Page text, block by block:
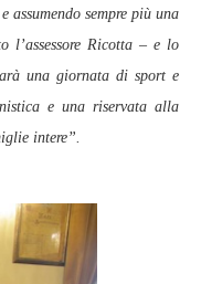
assumendo sempre più una
l’assessore Ricotta – e lo
una giornata di sport e
e una riservata alla
intere”.